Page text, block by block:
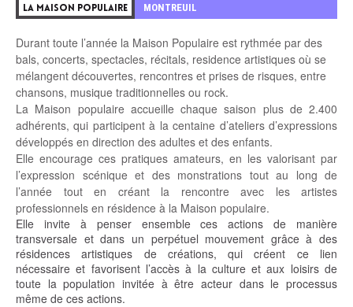
LA MAISON POPULAIRE MONTREUIL
Durant toute l’année la Maison Populaire est rythmée par des
bals, concerts, spectacles, récitals, residence artistiques où se
mélangent découvertes, rencontres et prises de risques, entre
chansons, musique traditionnelles ou rock.
La Maison populaire accueille chaque saison plus de 2.400
adhérents, qui participent à la centaine d’ateliers d’expressions
développés en direction des adultes et des enfants.
Elle encourage ces pratiques amateurs, en les valorisant par
l’expression scénique et des monstrations tout au long de
l’année tout en créant la rencontre avec les artistes
professionnels en résidence à la Maison populaire.
Elle invite à penser ensemble ces actions de manière
transversale et dans un perpétuel mouvement grâce à des
résidences artistiques de créations, qui créent ce lien
nécessaire et favorisent l’accès à la culture et aux loisirs de
toute la population invitée à être acteur dans le processus
même de ces actions.